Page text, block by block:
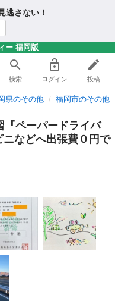
逃さない！
ー 福岡版
検索 ログイン 投稿
県のその他 福岡市のその他
ペーパードライバ
などへ出張費０円で